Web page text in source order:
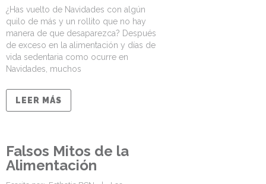
¿Has vuelto de Navidades con algún
quilo de más y un rollito que no hay
manera de que desaparezca? Después
de exceso en la alimentación y días de
vida sedentaria como ocurre en
Navidades, muchos
LEER MÁS
Falsos Mitos de la
Alimentación